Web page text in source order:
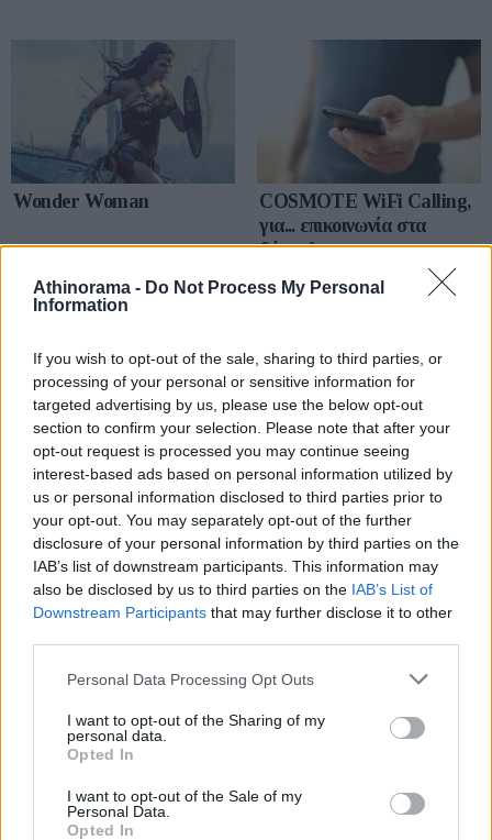
Athinorama - Do Not Process My Personal
Information
If you wish to opt-out of the sale, sharing to third parties, or
processing of your personal or sensitive information for
targeted advertising by us, please use the below opt-out
section to confirm your selection. Please note that after your
opt-out request is processed you may continue seeing
interest-based ads based on personal information utilized by
us or personal information disclosed to third parties prior to
your opt-out. You may separately opt-out of the further
disclosure of your personal information by third parties on the
IAB’s list of downstream participants. This information may
also be disclosed by us to third parties on the IAB’s List of
Downstream Participants that may further disclose it to other
Please note that this website/app uses one or more Google
not limited to your visit or usage behaviour. You may click to
grant or deny consent to Google and its third-party tags to
use your data for below specified purposes in below Google
consent section.
Personal Data Processing Opt Outs
I want to opt-out of the Sharing of my
personal data.
Opted In
I want to opt-out of the Sale of my
Personal Data.
Opted In
Wonder Woman
COSMOTE WiFi Calling,
για... επικοινωνία στα
δύσκολα
Windows 7, Windows 8.1:
συνταξιοδότηση επίσημη
Gran Turismo PSP
ΣΗΜΕΡΑ